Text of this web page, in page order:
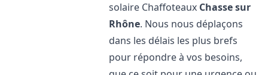
solaire Chaffoteaux Chasse sur
Rhône. Nous nous déplaçons
dans les délais les plus brefs
pour répondre à vos besoins,